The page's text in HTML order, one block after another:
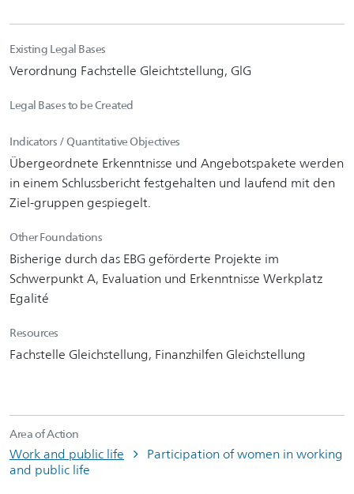
Existing Legal Bases
Verordnung Fachstelle Gleichtstellung, GlG
Legal Bases to be Created
Indicators / Quantitative Objectives
Übergeordnete Erkenntnisse und Angebotspakete werden
in einem Schlussbericht festgehalten und laufend mit den
Ziel-gruppen gespiegelt.
Other Foundations
Bisherige durch das EBG geförderte Projekte im
Schwerpunkt A, Evaluation und Erkenntnisse Werkplatz
Egalité
Resources
Fachstelle Gleichstellung, Finanzhilfen Gleichstellung
Area of Action
Work and public life
Participation of women in working
and public life